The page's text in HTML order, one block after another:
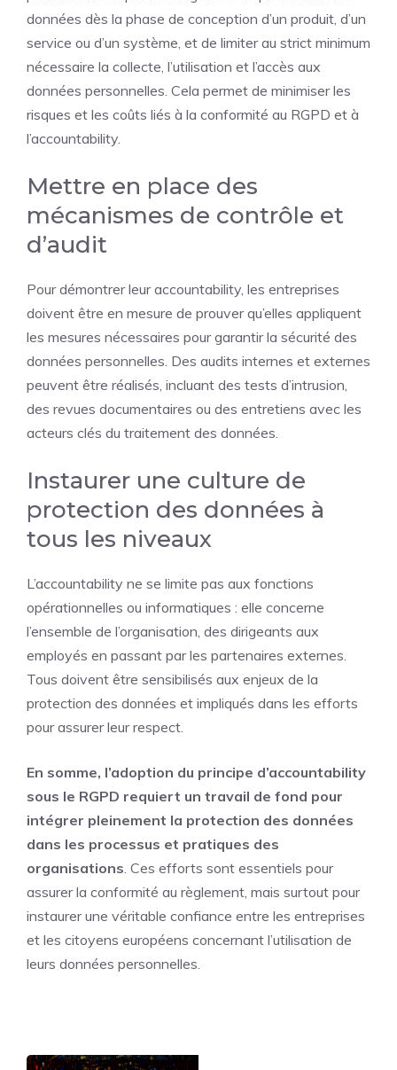
données dès la phase de conception d’un produit, d’un
service ou d’un système, et de limiter au strict minimum
nécessaire la collecte, l’utilisation et l’accès aux
données personnelles. Cela permet de minimiser les
risques et les coûts liés à la conformité au RGPD et à
l’accountability.
Mettre en place des
mécanismes de contrôle et
d’audit
Pour démontrer leur accountability, les entreprises
doivent être en mesure de prouver qu’elles appliquent
les mesures nécessaires pour garantir la sécurité des
données personnelles. Des audits internes et externes
peuvent être réalisés, incluant des tests d’intrusion,
des revues documentaires ou des entretiens avec les
acteurs clés du traitement des données.
Instaurer une culture de
protection des données à
tous les niveaux
L’accountability ne se limite pas aux fonctions
opérationnelles ou informatiques : elle concerne
l’ensemble de l’organisation, des dirigeants aux
employés en passant par les partenaires externes.
Tous doivent être sensibilisés aux enjeux de la
protection des données et impliqués dans les efforts
pour assurer leur respect.
En somme, l’adoption du principe d’accountability
sous le RGPD requiert un travail de fond pour
intégrer pleinement la protection des données
dans les processus et pratiques des
organisations. Ces efforts sont essentiels pour
assurer la conformité au règlement, mais surtout pour
instaurer une véritable confiance entre les entreprises
et les citoyens européens concernant l’utilisation de
leurs données personnelles.